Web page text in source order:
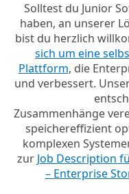
Solltest du Junior
haben, an unserer
bist du herzlich
sich um eine
Plattform, die
und verbessert.
Zusammenhänge
speichereffizient
komplexen
zur Job Description
– Enterprise